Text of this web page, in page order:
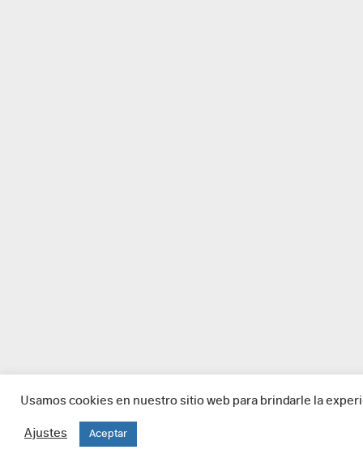
Usamos cookies en nuestro sitio web para brindarle la
Ajustes Aceptar